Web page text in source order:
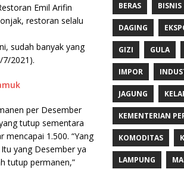
Emil Arifin
restoran selalu
sudah banyak yang
7/2021).
per Desember
tutup sementara
1.500. “Yang
yang Desember ya
tutup permanen,”
BERAS BISNIS
DAGING
GIZI GULA
IMPOR
JAGUNG
KEMENTERIAN
KOMODITAS
LAMPUNG